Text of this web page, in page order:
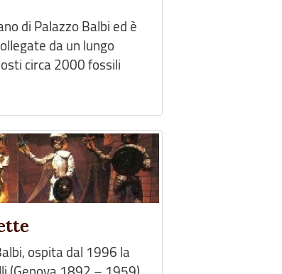
di Palazzo Balbi ed è
da un lungo
circa 2000 fossili
ospita dal 1996 la